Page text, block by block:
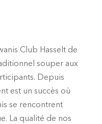
Club Hasselt de
souper aux
Depuis
est un succès où
se rencontrent
La qualité de nos